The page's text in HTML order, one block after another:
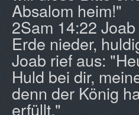
Absalom heim!"
2Sam 14:22
Erde nieder,
Joab rief aus:
Huld bei dir,
denn der König
erfüllt."